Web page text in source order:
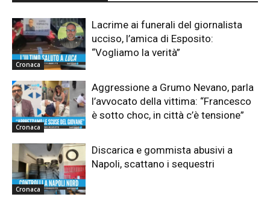
Cronaca
Lacrime ai funerali del giornalista
ucciso, l’amica di Esposito:
“Vogliamo la verità”
Cronaca
Aggressione a Grumo Nevano, parla
l’avvocato della vittima: “Francesco
è sotto choc, in città c’è tensione”
Cronaca
Discarica e gommista abusivi a
Napoli, scattano i sequestri